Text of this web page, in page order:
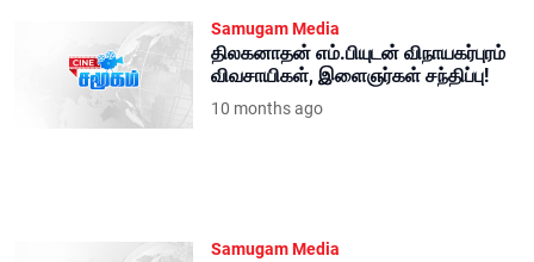
Samugam Media
திலகனாதன் எம்.பியுடன் விநாயகர்புரம்
விவசாயிகள், இளைஞர்கள் சந்திப்பு!
10 months ago
Samugam Media